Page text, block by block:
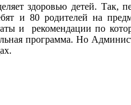
здоровью детей. Так,
и 80 родителей на
и рекомендации по
программа. Но